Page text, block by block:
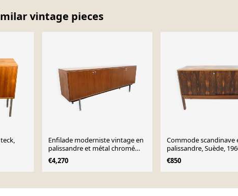
vintage pieces
Enfilade moderniste vintage en
palissandre et métal chromé
des années 60 70
€4,270
Commode scandinave
palissandre, Suède,
€850